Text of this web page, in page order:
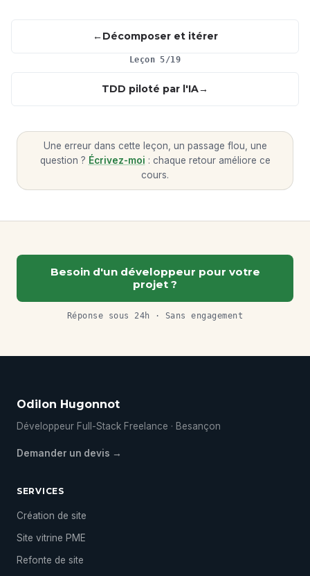
Décomposer et itérer
Leçon 5/19
TDD piloté par l'IA
Une erreur dans cette leçon, un passage flou, une
question ? Écrivez-moi : chaque retour améliore ce
cours.
Besoin d'un développeur pour votre
projet ?
Réponse sous 24h · Sans engagement
Odilon Hugonnot
Développeur Full-Stack Freelance · Besançon
Demander un devis →
SERVICES
Création de site
Site vitrine PME
Refonte de site